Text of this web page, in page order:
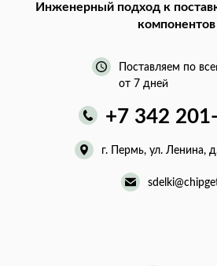
Инженерный подход к
компонентов
Поставляем по
от 7 дней
+7 342
г. Пермь, ул. Ленина,